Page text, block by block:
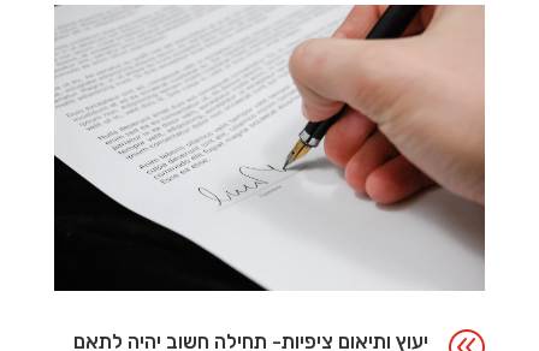
יעוץ ותיאום ציפיות- תחילה חשוב יהיה לתאם